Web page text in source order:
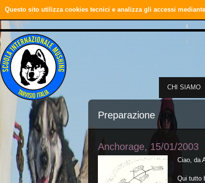
CHI SIAMO
Preparazione
Anchorage, 15/01/2003
Ciao, da
Qui tutto
Questo sito utilizza cookies tecnici e analizza gli accessi